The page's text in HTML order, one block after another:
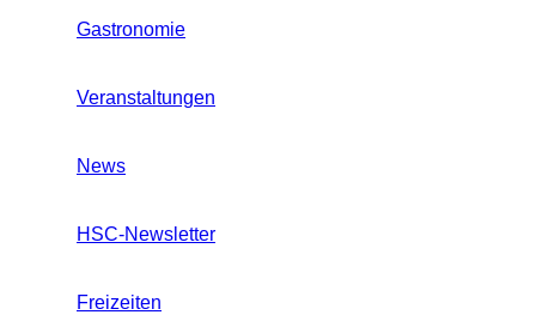
Gastronomie
Veranstaltungen
News
HSC-Newsletter
Freizeiten